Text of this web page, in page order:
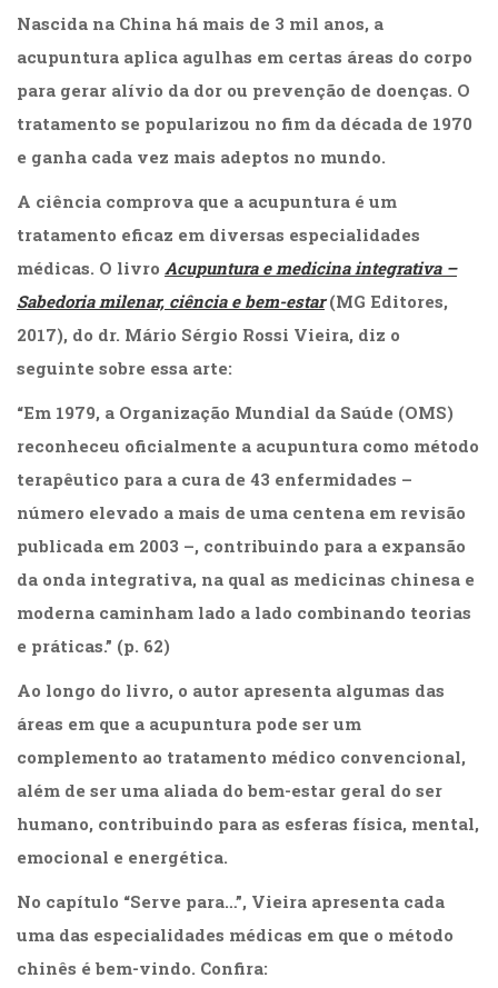
Negócios
(278)
Educação
(39)
Fisioterapia
Fonoaudiologia
(54)
Gestalt-
terapia
(93)
Jornalismo
LGBTQIA+
(66)
Erótica
(11)
Literatura,
Ensaios
(69)
de
referência
(48)
PNL
(Programação
Neurolingüística)
Psicodrama
(200)
Psicoterapia
(799)
Publicidade,
Propaganda
Nascida na China há mais de 3 mil anos, a
acupuntura aplica agulhas em certas áreas do corpo
para gerar alívio da dor ou prevenção de doenças. O
tratamento se popularizou no fim da década de 1970
e ganha cada vez mais adeptos no mundo.
A ciência comprova que a acupuntura é um
tratamento eficaz em diversas especialidades
médicas. O livro Acupuntura e medicina integrativa –
Sabedoria milenar, ciência e bem-estar(MG Editores,
2017), do dr. Mário Sérgio Rossi Vieira, diz o
seguinte sobre essa arte:
“Em 1979, a Organização Mundial da Saúde (OMS)
reconheceu oficialmente a acupuntura como método
terapêutico para a cura de 43 enfermidades –
número elevado a mais de uma centena em revisão
publicada em 2003 –, contribuindo para a expansão
da onda integrativa, na qual as medicinas chinesa e
moderna caminham lado a lado combinando teorias
e práticas.” (p. 62)
Ao longo do livro, o autor apresenta algumas das
áreas em que a acupuntura pode ser um
complemento ao tratamento médico convencional,
além de ser uma aliada do bem-estar geral do ser
humano, contribuindo para as esferas física, mental,
emocional e energética.
No capítulo “Serve para…”, Vieira apresenta cada
uma das especialidades médicas em que o método
chinês é bem-vindo. Confira: